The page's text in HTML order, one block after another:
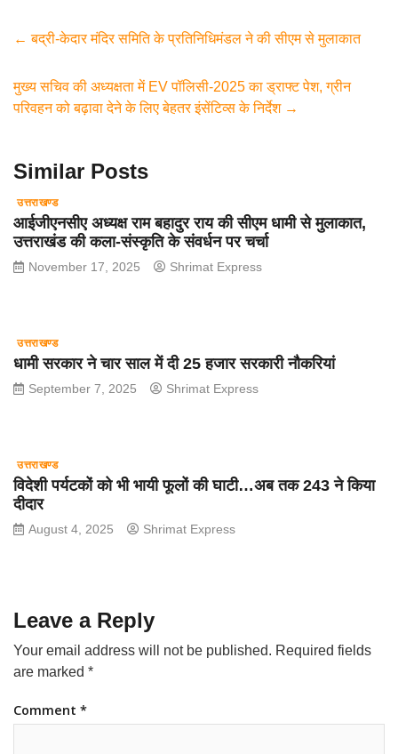
e
b
o
k
er s
A
p
gr
a
m
e
← बद्री-केदार मंदिर समिति के प्रतिनिधिमंडल ने की सीएम से मुलाकात
मुख्य सचिव की अध्यक्षता में EV पॉलिसी-2025 का ड्राफ्ट पेश, ग्रीन
परिवहन को बढ़ावा देने के लिए बेहतर इंसेंटिव्स के निर्देश →
Similar Posts
उत्तराखण्ड
आईजीएनसीए अध्यक्ष राम बहादुर राय की सीएम धामी से मुलाकात,
उत्तराखंड की कला-संस्कृति के संवर्धन पर चर्चा
November 17, 2025 Shrimat Express
उत्तराखण्ड
धामी सरकार ने चार साल में दी 25 हजार सरकारी नौकरियां
September 7, 2025 Shrimat Express
उत्तराखण्ड
विदेशी पर्यटकों को भी भायी फूलों की घाटी…अब तक 243 ने किया
दीदार
August 4, 2025 Shrimat Express
Leave a Reply
Your email address will not be published. Required fields
are marked *
Comment *